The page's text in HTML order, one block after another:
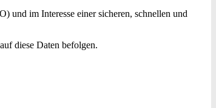
und im Interesse einer sicheren, schnellen und
diese Daten befolgen.